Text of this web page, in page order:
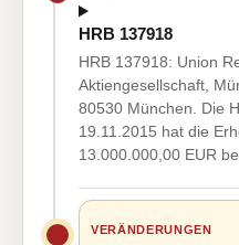
HRB 137918
HRB 137918: Union
Aktiengesellschaft,
80530 München. Die
19.11.2015 hat die
13.000.000,00 EUR
VERÄNDERUNGEN